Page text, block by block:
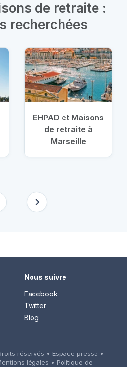
de retraite :
recherchées
EHPAD et Maisons
de retraite à
Marseille
Nous suivre
Facebook
Twitter
Blog
réservés • Espace presse •
légales • Politique de